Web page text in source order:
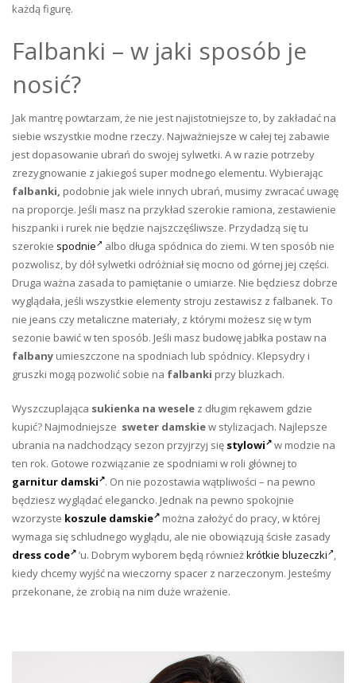
każdą figurę.
Falbanki – w jaki sposób je
nosić?
Jak mantrę powtarzam, że nie jest najistotniejsze to, by zakładać na
siebie wszystkie modne rzeczy. Najważniejsze w całej tej zabawie
jest dopasowanie ubrań do swojej sylwetki. A w razie potrzeby
zrezygnowanie z jakiegoś super modnego elementu. Wybierając
falbanki, podobnie jak wiele innych ubrań, musimy zwracać uwagę
na proporcje. Jeśli masz na przykład szerokie ramiona, zestawienie
hiszpanki i rurek nie będzie najszczęśliwsze. Przydadzą się tu
szerokie spodnie
albo długa spódnica do ziemi. W ten sposób nie
pozwolisz, by dół sylwetki odróżniał się mocno od górnej jej części.
Druga ważna zasada to pamiętanie o umiarze. Nie będziesz dobrze
wyglądała, jeśli wszystkie elementy stroju zestawisz z falbanek. To
nie jeans czy metaliczne materiały, z którymi możesz się w tym
sezonie bawić w ten sposób. Jeśli masz budowę jabłka postaw na
falbany umieszczone na spodniach lub spódnicy. Klepsydry i
gruszki mogą pozwolić sobie na falbanki przy bluzkach.
Wyszczuplająca sukienka na wesele z długim rękawem gdzie
kupić? Najmodniejsze sweter damskiew stylizacjach. Najlepsze
ubrania na nadchodzący sezon przyjrzyj się stylowi
w modzie na
ten rok. Gotowe rozwiązanie ze spodniami w roli głównej to
garnitur damski . On nie pozostawia wątpliwości – na pewno
będziesz wyglądać elegancko. Jednak na pewno spokojnie
wzorzyste koszule damskie
można założyć do pracy, w której
wymaga się schludnego wyglądu, ale nie obowiązują ścisłe zasady
dress code
’u. Dobrym wyborem będą równieżkrótkie bluzeczki ,
kiedy chcemy wyjść na wieczorny spacer z narzeczonym. Jesteśmy
przekonane, że zrobią na nim duże wrażenie.